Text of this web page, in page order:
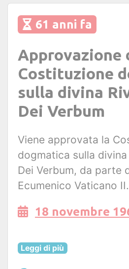
61 anni fa
Approvazione
Costituzione
sulla divina
Dei Verbum
Viene approvata la
dogmatica sulla divina
Dei Verbum, da parte
Ecumenico Vaticano II.
18 novembre
Leggi di più